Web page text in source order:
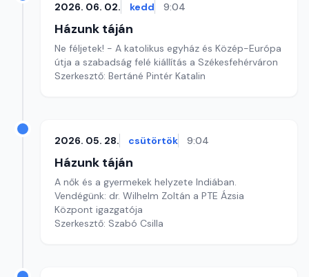
2026. 06. 02. kedd 9:04
Házunk táján
Ne féljetek! - A katolikus egyház és Közép-Európa
útja a szabadság felé kiállítás a Székesfehérváron
Szerkesztő: Bertáné Pintér Katalin
2026. 05. 28. csütörtök 9:04
Házunk táján
A nők és a gyermekek helyzete Indiában.
Vendégünk: dr. Wilhelm Zoltán a PTE Ázsia
Központ igazgatója
Szerkesztő: Szabó Csilla